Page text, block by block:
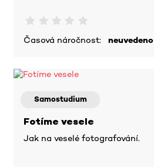
Časová náročnost: neuvedeno
Samostudium
Fotíme vesele
Jak na veselé fotografování.